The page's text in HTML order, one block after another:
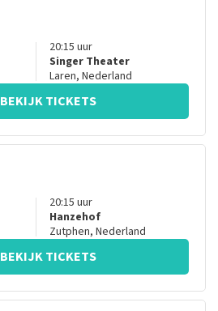
20:15 uur
Singer Theater
Laren, Nederland
BEKIJK TICKETS
20:15 uur
Hanzehof
Zutphen, Nederland
BEKIJK TICKETS